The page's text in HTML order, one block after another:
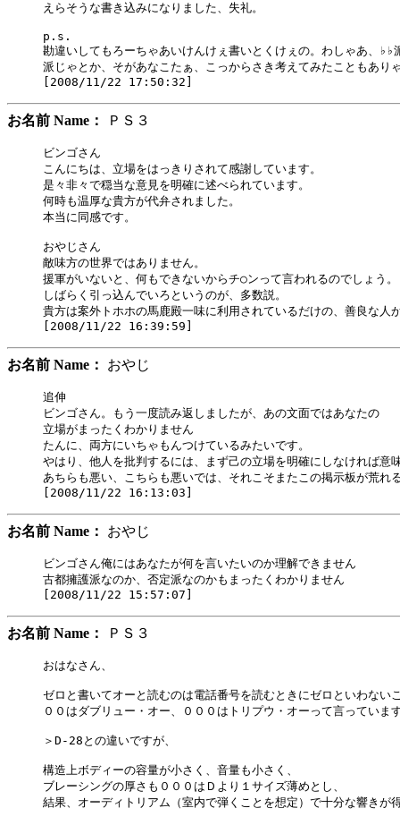
えらそうな書き込みになりました、失礼。
p.s.
勘違いしてもろーちゃあいけんけぇ書いとくけぇの。わしゃあ、♭♭
派じゃとか、そがあなこたぁ、こっからさき考えてみたこともあり
お名前 Name： ＰＳ３
ビンゴさん
こんにちは、立場をはっきりされて感謝しています。
是々非々で穏当な意見を明確に述べられています。
何時も温厚な貴方が代弁されました。
本当に同感です。
おやじさん
敵味方の世界ではありません。
援軍がいないと、何もできないからチ○ンって言われるのでしょう。
しばらく引っ込んでいろというのが、多数説。
貴方は案外トホホの馬鹿殿一味に利用されているだけの、善良な人
お名前 Name： おやじ
追伸
ビンゴさん。もう一度読み返しましたが、あの文面ではあなたの
立場がまったくわかりません
たんに、両方にいちゃもんつけているみたいです。
やはり、他人を批判するには、まず己の立場を明確にしなければ意
あちらも悪い、こちらも悪いでは、それこそまたこの掲示板が荒れ
お名前 Name： おやじ
ビンゴさん俺にはあなたが何を言いたいのか理解できません
古都擁護派なのか、否定派なのかもまったくわかりません
お名前 Name： ＰＳ３
おはなさん、
ゼロと書いてオーと読むのは電話番号を読むときにゼロといわな
００はダブリュー・オー、０００はトリプウ・オーって言っていま
＞D-28との違いですが、
構造上ボディーの容量が小さく、音量も小さく、
ブレーシングの厚さも０００はＤより１サイズ薄めとし、
結果、オーディトリアム（室内で弾くことを想定）で十分な響きが